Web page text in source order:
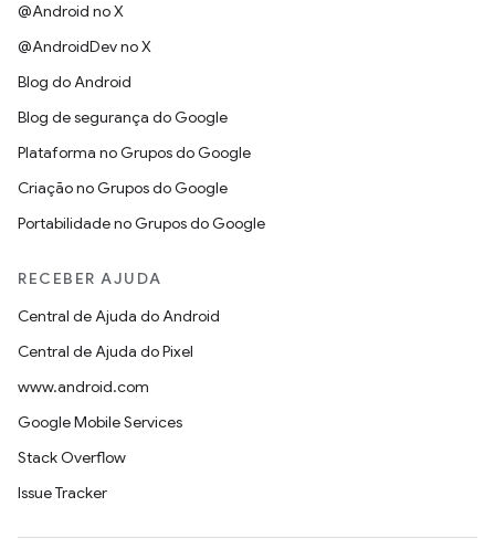
@Android no X
@AndroidDev no X
Blog do Android
Blog de segurança do Google
Plataforma no Grupos do Google
Criação no Grupos do Google
Portabilidade no Grupos do Google
RECEBER AJUDA
Central de Ajuda do Android
Central de Ajuda do Pixel
www.android.com
Google Mobile Services
Stack Overflow
Issue Tracker